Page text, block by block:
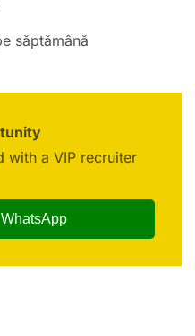
săptămână
with a VIP recruiter